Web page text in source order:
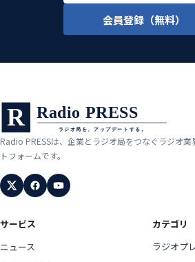
会員登録（無料）
Radio PRESSは、企業とラジオ局をつなぐラジオ業
トフォームです。
サービス
ニュース
カテゴリ
ラジオプ